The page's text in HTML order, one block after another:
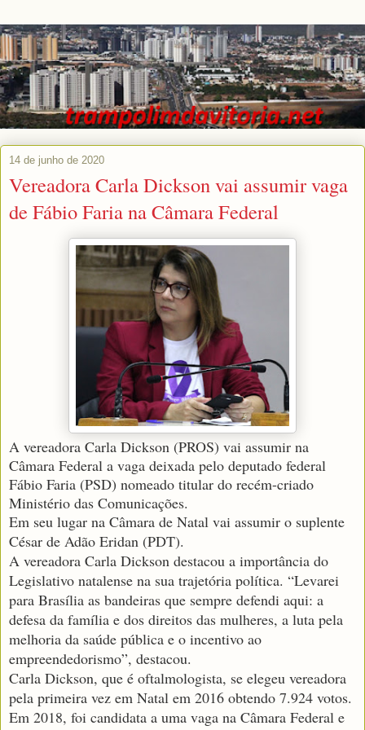
14 de junho de 2020
Vereadora Carla Dickson vai assumir vaga
de Fábio Faria na Câmara Federal
A vereadora Carla Dickson (PROS) vai assumir na
Câmara Federal a vaga deixada pelo deputado federal
Fábio Faria (PSD) nomeado titular do recém-criado
Ministério das Comunicações.
Em seu lugar na Câmara de Natal vai assumir o suplente
César de Adão Eridan (PDT).
A vereadora Carla Dickson destacou a importância do
Legislativo natalense na sua trajetória política. “Levarei
para Brasília as bandeiras que sempre defendi aqui: a
defesa da família e dos direitos das mulheres, a luta pela
melhoria da saúde pública e o incentivo ao
empreendedorismo”, destacou.
Carla Dickson, que é oftalmologista, se elegeu vereadora
pela primeira vez em Natal em 2016 obtendo 7.924 votos.
Em 2018, foi candidata a uma vaga na Câmara Federal e